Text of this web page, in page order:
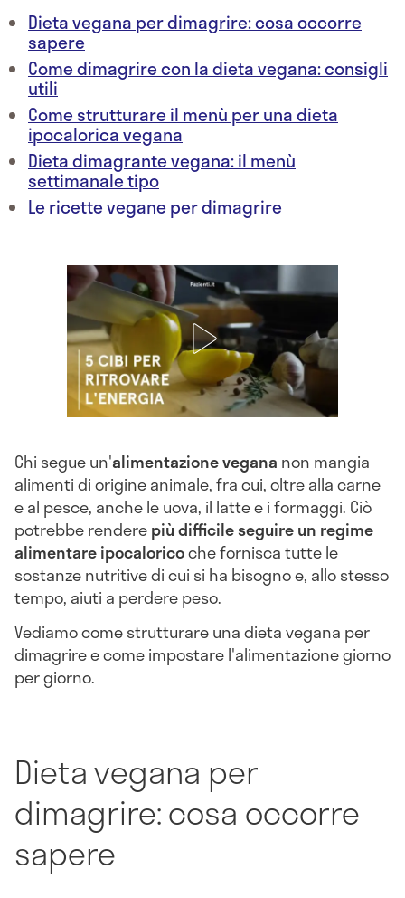
Dieta vegana per dimagrire: cosa occorre
sapere
Come dimagrire con la dieta vegana: consigli
utili
Come strutturare il menù per una dieta
ipocalorica vegana
Dieta dimagrante vegana: il menù
settimanale tipo
Le ricette vegane per dimagrire
Chi segue un'alimentazione vegana non mangia
alimenti di origine animale, fra cui, oltre alla carne
e al pesce, anche le uova, il latte e i formaggi. Ciò
potrebbe renderepiù difficile seguire un regime
alimentare ipocaloricoche fornisca tutte le
sostanze nutritive di cui si ha bisogno e, allo stesso
tempo, aiuti a perdere peso.
Vediamo come strutturare una dieta vegana per
dimagrire e come impostare l'alimentazione giorno
per giorno.
Dieta vegana per
dimagrire: cosa occorre
sapere